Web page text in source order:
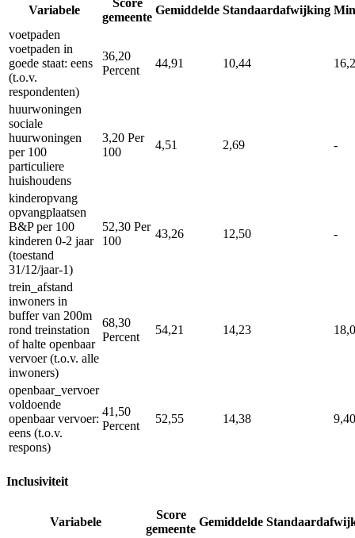
Variabele
Score
gemeente
Gemiddelde Standaardafwijking
voetpaden
voetpaden in
goede staat: eens
(t.o.v.
respondenten)
36,20
Percent
44,91 10,44
huurwoningen
sociale
huurwoningen
per 100
particuliere
huishoudens
3,20 Per
100
4,51 2,69 -
kinderopvang
opvangplaatsen
B&P per 100
kinderen 0-2 jaar
(toestand
31/12/jaar-1)
52,30 Per
100
43,26 12,50 -
trein_afstand
inwoners in
buffer van 200m
rond treinstation
of halte openbaar
vervoer (t.o.v. alle
inwoners)
68,30
Percent
54,21 14,23
openbaar_vervoer
voldoende
openbaar vervoer:
eens (t.o.v.
respons)
41,50
Percent
52,55 14,38 9,40
Inclusiviteit
Variabele
Score
gemeente
Gemiddelde